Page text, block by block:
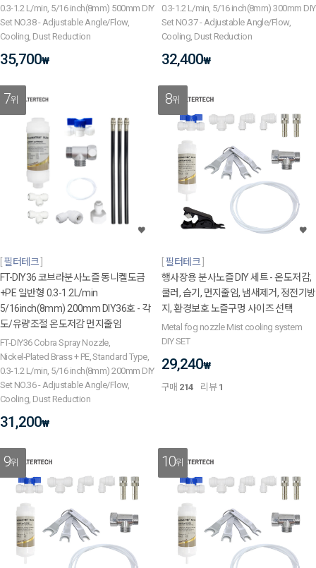
0.3-1.2 L/min, 5/16 inch(8mm) 500mm DIY
Set NO.38 - Adjustable Angle/Flow,
Cooling, Dust Reduction
35,700₩
0.3-1.2 L/min, 5/16 inch(8mm) 300mm DIY
Set NO.37 - Adjustable Angle/Flow,
Cooling, Dust Reduction
32,400₩
7위
필터테크
FT-DIY36 코브라분사노즐 동니켈도금
+PE 일반형 0.3-1.2L/min
5/16inch(8mm) 200mm DIY36호 - 각
도/유량조절 온도저감 먼지줄임
FT-DIY36 Cobra Spray Nozzle,
Nickel‑Plated Brass + PE, Standard Type,
0.3-1.2 L/min, 5/16 inch(8mm) 200mm DIY
Set NO.36 - Adjustable Angle/Flow,
Cooling, Dust Reduction
31,200₩
8위
필터테크
행사장용 분사노즐 DIY 세트 - 온도저감,
쿨러, 습기, 먼지줄임, 냄새제거, 정전기방
지, 환경보호 노즐구멍 사이즈 선택
Metal fog nozzle Mist cooling system
DIY SET
29,240₩
구매 214 리뷰 1
9위 10위